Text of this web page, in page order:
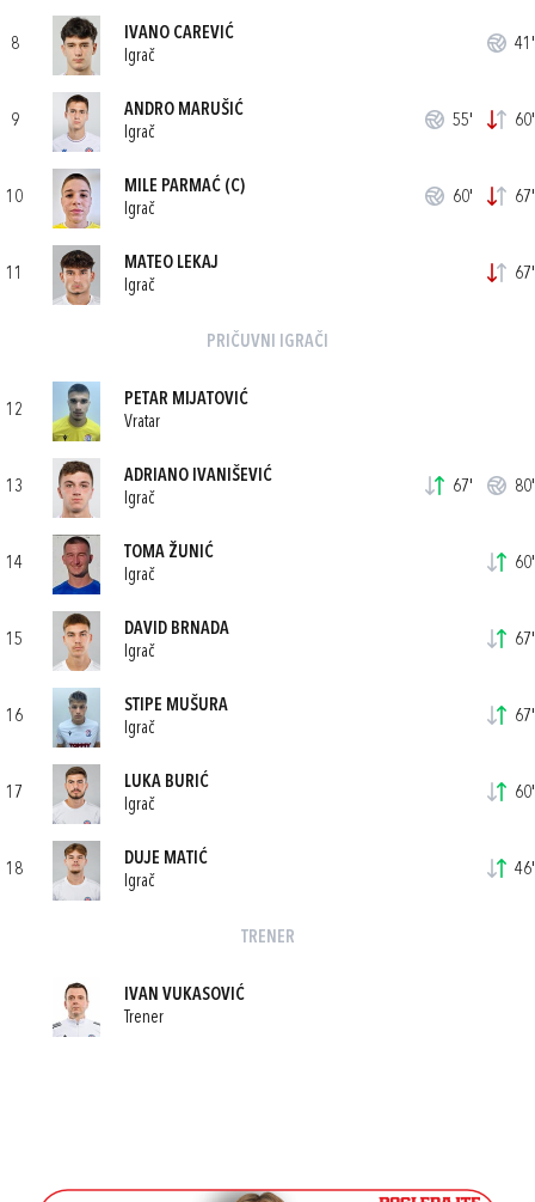
8
IVANO CAREVIĆ
Igrač
41'
9
ANDRO MARUŠIĆ
Igrač
55' 60'
10
MILE PARMAĆ (C)
Igrač
60' 67'
11
MATEO LEKAJ
Igrač
67'
PRIČUVNI IGRAČI
12
PETAR MIJATOVIĆ
Vratar
13
ADRIANO IVANIŠEVIĆ
Igrač
67' 80'
14
TOMA ŽUNIĆ
Igrač
60'
15
DAVID BRNADA
Igrač
67'
16
STIPE MUŠURA
Igrač
67'
17
LUKA BURIĆ
Igrač
60'
18
DUJE MATIĆ
Igrač
46'
TRENER
IVAN VUKASOVIĆ
Trener